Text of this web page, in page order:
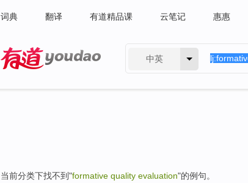
词典 翻译 有道精品课 云笔记 惠惠
中英
当前分类下找不到"formative quality evaluation"的例句。